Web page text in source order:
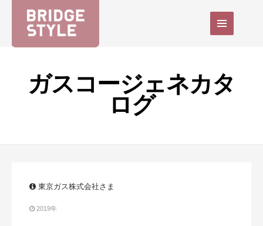
ガスコージェネカタ
ログ
東京ガス株式会社さま
2019年